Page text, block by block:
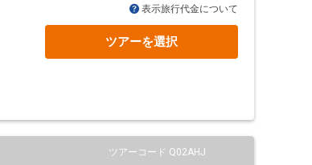
表示旅行代金について
ツアーを選択
ツアーコード Q02AHJ